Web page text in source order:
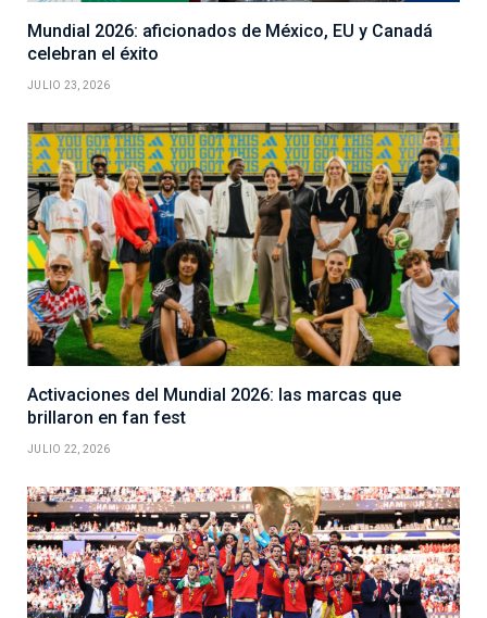
Mundial 2026: aficionados de México, EU y Canadá
celebran el éxito
JULIO 23, 2026
Activaciones del Mundial 2026: las marcas que
brillaron en fan fest
JULIO 22, 2026